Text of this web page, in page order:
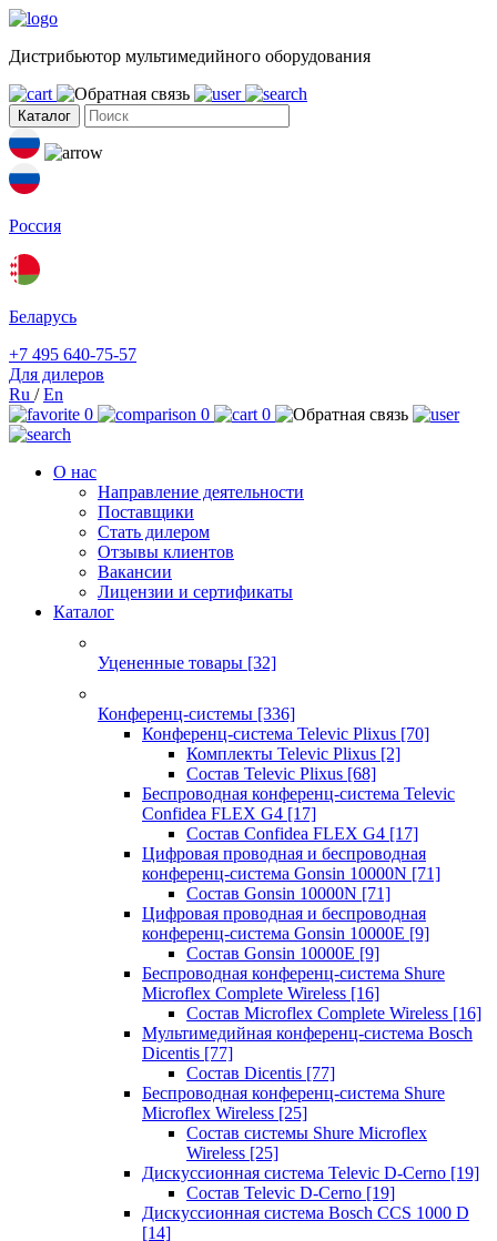
Дистрибьютор мультимедийного оборудования
Каталог
Россия
Беларусь
+7 495 640-75-57
Для дилеров
Ru /En
0
0 0
О нас
Направление деятельности
Поставщики
Стать дилером
Отзывы клиентов
Вакансии
Лицензии и сертификаты
Каталог
Уцененные товары [32]
Конференц-системы [336]
Конференц-система Televic Plixus [70]
Комплекты Televic Plixus [2]
Состав Televic Plixus [68]
Беспроводная конференц-система Televic
Confidea FLEX G4 [17]
Состав Confidea FLEX G4 [17]
Цифровая проводная и беспроводная
конференц-система Gonsin 10000N [71]
Состав Gonsin 10000N [71]
Цифровая проводная и беспроводная
конференц-система Gonsin 10000E [9]
Состав Gonsin 10000E [9]
Беспроводная конференц-система Shure
Microflex Complete Wireless [16]
Состав Microflex Complete Wireless [16]
Мультимедийная конференц-система Bosch
Dicentis [77]
Состав Dicentis [77]
Беспроводная конференц-система Shure
Microflex Wireless [25]
Состав системы Shure Microflex
Wireless [25]
Дискуссионная система Televic D-Cerno [19]
Состав Televic D-Cerno [19]
Дискуссионная система Bosch CCS 1000 D
[14]